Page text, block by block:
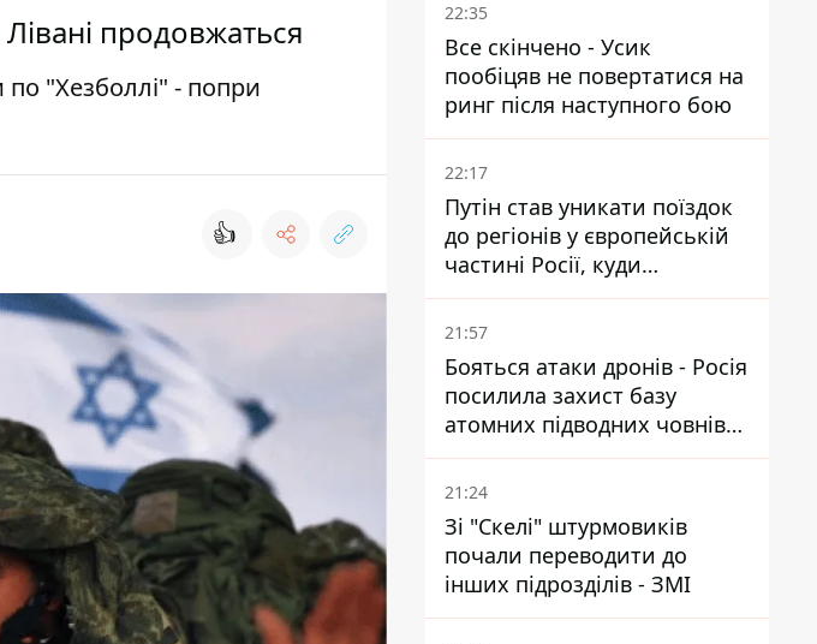
продовжаться
"Хезболлі" - попри
👍
22:35
Все скінчено - Усик
пообіцяв не повертатися на
ринг після наступного бою
22:17
Путін став уникати поїздок
до регіонів у європейській
частині Росії, куди
регулярно долітають дрони
21:57
Бояться атаки дронів - Росія
посилила захист базу
атомних підводних човнів
за 7400 км від України
21:24
Зі "Скелі" штурмовиків
почали переводити до
інших підрозділів - ЗМІ